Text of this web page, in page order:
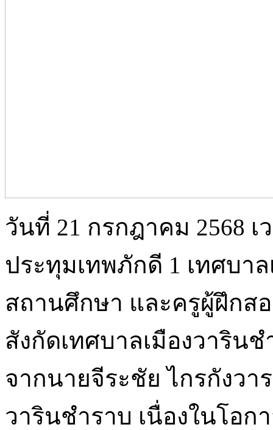
วันที่ 21 กรกฎาคม 2568
ประทุมเทพภักดี 1 เทศบา
สถานศึกษา และครูผู้ฝึกส
สังกัดเทศบาลเมืองวาริน
จากนายจีระชัย ไกรกังวา
วารินชำราบ เนื่องในโอก